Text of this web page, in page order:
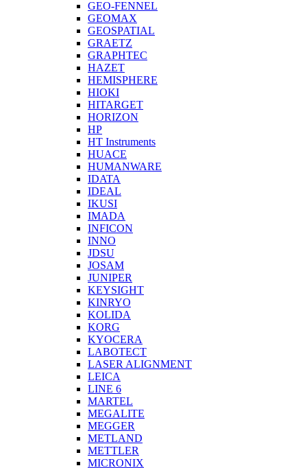
GEO-FENNEL
GEOMAX
GEOSPATIAL
GRAETZ
GRAPHTEC
HAZET
HEMISPHERE
HIOKI
HITARGET
HORIZON
HP
HT Instruments
HUACE
HUMANWARE
IDATA
IDEAL
IKUSI
IMADA
INFICON
INNO
JDSU
JOSAM
JUNIPER
KEYSIGHT
KINRYO
KOLIDA
KORG
KYOCERA
LABOTECT
LASER ALIGNMENT
LEICA
LINE 6
MARTEL
MEGALITE
MEGGER
METLAND
METTLER
MICRONIX